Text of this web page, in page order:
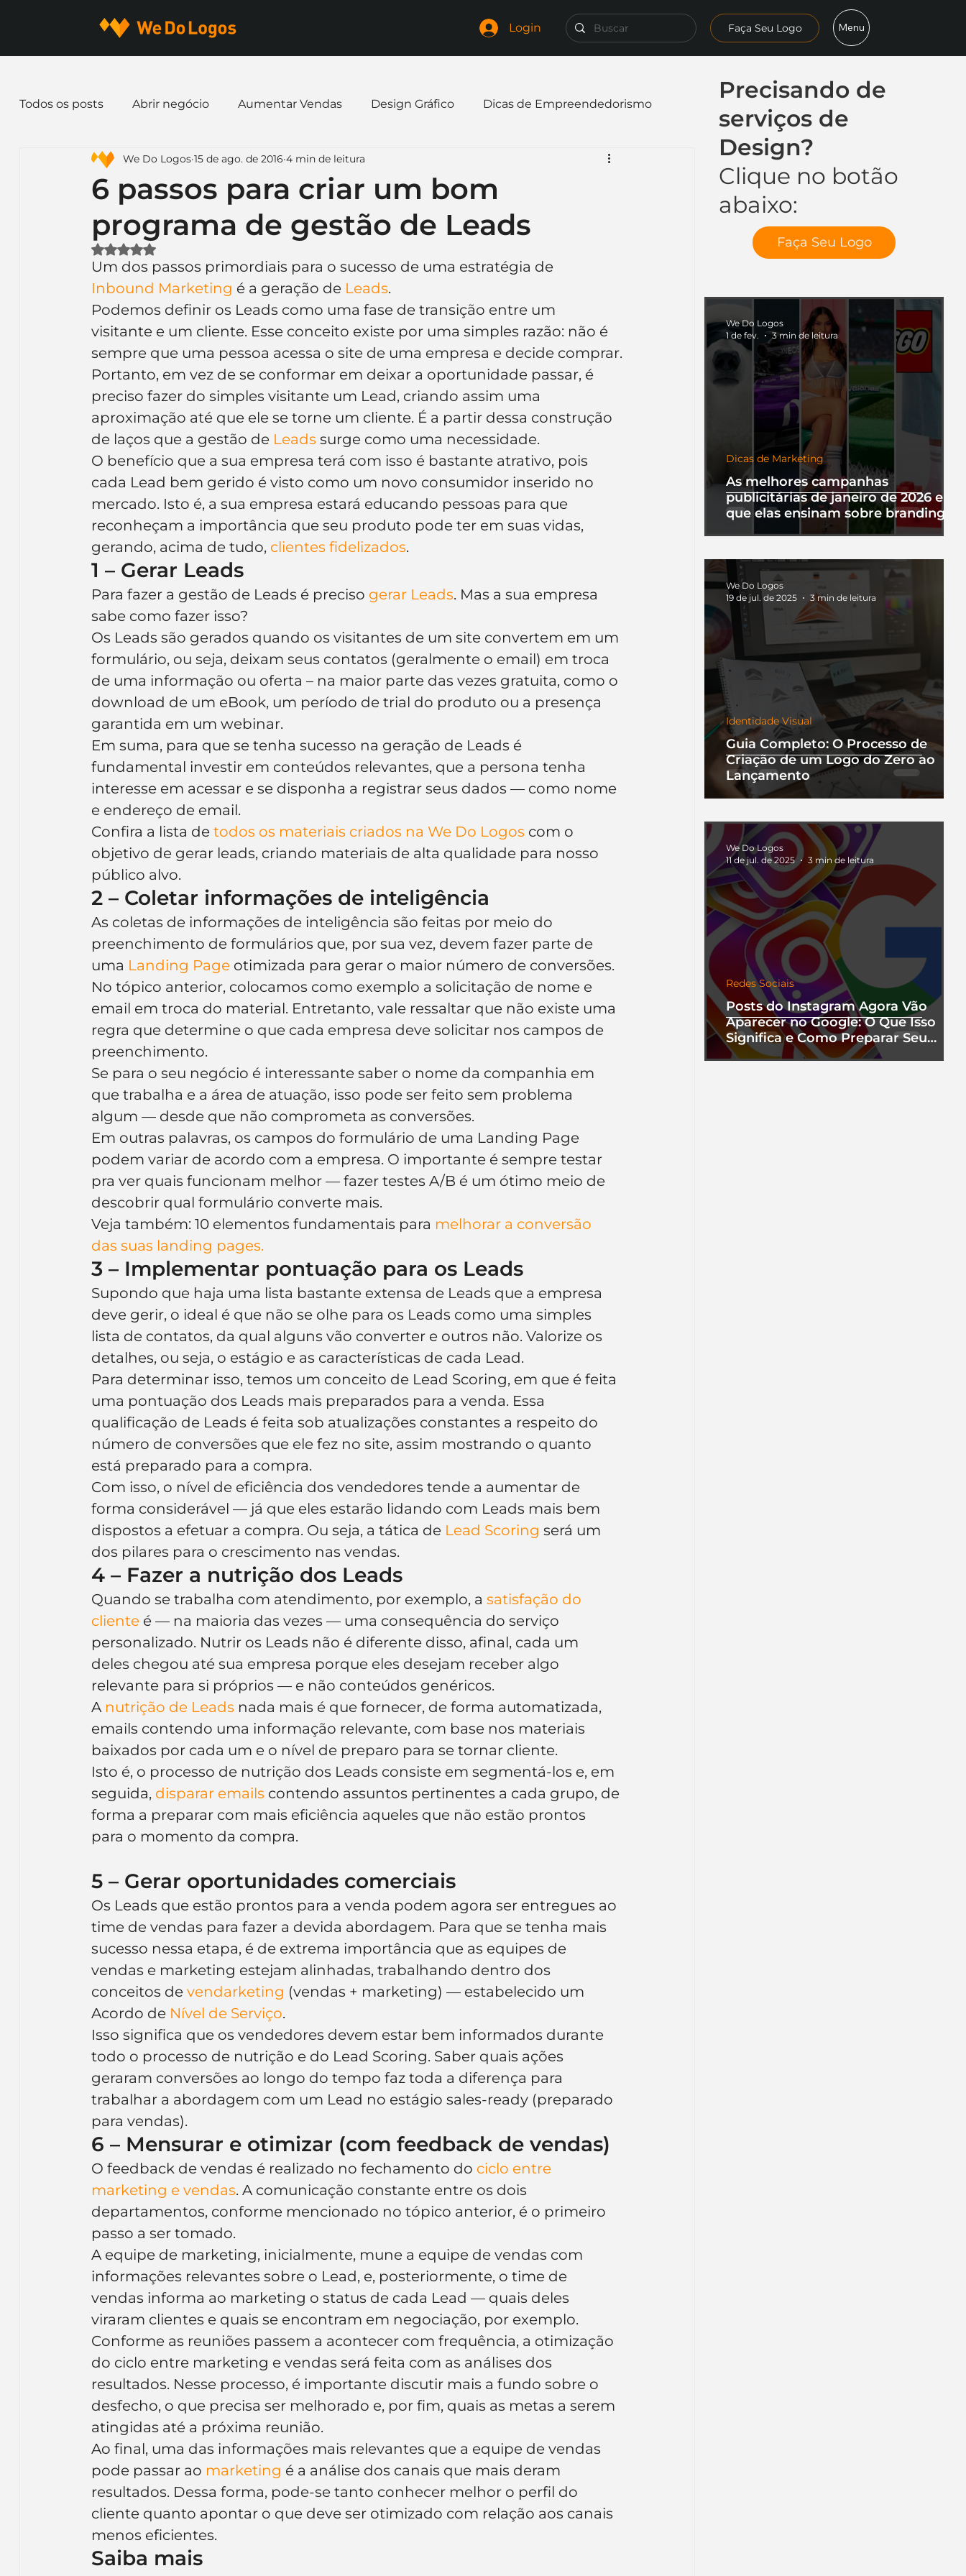
Login Faça Seu Logo Menu
Precisando de
serviços de
Design?
Clique no botão
abaixo:
Faça Seu Logo
As melhores campanhas
publicitárias de janeiro de 2026 e o
que elas ensinam sobre branding
Dicas de Marketing
We Do Logos
1 de fev.
3 min de leitura
Guia Completo: O Processo de
Criação de um Logo do Zero ao
Lançamento
Identidade Visual
We Do Logos
19 de jul. de 2025
3 min de leitura
Posts do Instagram Agora Vão
Aparecer no Google: O Que Isso
Significa e Como Preparar Seu
Perfil
Redes Sociais
We Do Logos
11 de jul. de 2025
3 min de leitura
Todos os posts Abrir negócio Aumentar Vendas Design Gráfico Dicas de Empreendedorismo
Dicas de Marketing Email marketing Expandir negócio
Identidade Visual Marca Nome para Empresa Logo Redes Sociais
Mascotes Frases
Inteligência Artificial Embalagens nome de empresa Branding
6 passos para criar um bom
programa de gestão de Leads
We Do Logos 15 de ago. de 2016 4 min de leitura
Avaliado com NaN de 5 estrelas.
Um dos passos primordiais para o sucesso de uma estratégia de
Inbound Marketing é a geração de Leads.
Podemos definir os Leads como uma fase de transição entre um
visitante e um cliente. Esse conceito existe por uma simples razão: não é
sempre que uma pessoa acessa o site de uma empresa e decide comprar.
Portanto, em vez de se conformar em deixar a oportunidade passar, é
preciso fazer do simples visitante um Lead, criando assim uma
aproximação até que ele se torne um cliente. É a partir dessa construção
de laços que a gestão de Leads surge como uma necessidade.
O benefício que a sua empresa terá com isso é bastante atrativo, pois
cada Lead bem gerido é visto como um novo consumidor inserido no
mercado. Isto é, a sua empresa estará educando pessoas para que
reconheçam a importância que seu produto pode ter em suas vidas,
gerando, acima de tudo, clientes fidelizados.
1 – Gerar Leads
Para fazer a gestão de Leads é preciso gerar Leads. Mas a sua empresa
sabe como fazer isso?
Os Leads são gerados quando os visitantes de um site convertem em um
formulário, ou seja, deixam seus contatos (geralmente o email) em troca
de uma informação ou oferta – na maior parte das vezes gratuita, como o
download de um eBook, um período de trial do produto ou a presença
garantida em um webinar.
Em suma, para que se tenha sucesso na geração de Leads é
fundamental investir em conteúdos relevantes, que a persona tenha
interesse em acessar e se disponha a registrar seus dados — como nome
e endereço de email.
Confira a lista de todos os materiais criados na We Do Logos com o
objetivo de gerar leads, criando materiais de alta qualidade para nosso
público alvo.
2 – Coletar informações de inteligência
As coletas de informações de inteligência são feitas por meio do
preenchimento de formulários que, por sua vez, devem fazer parte de
uma Landing Page otimizada para gerar o maior número de conversões.
No tópico anterior, colocamos como exemplo a solicitação de nome e
email em troca do material. Entretanto, vale ressaltar que não existe uma
regra que determine o que cada empresa deve solicitar nos campos de
preenchimento.
Se para o seu negócio é interessante saber o nome da companhia em
que trabalha e a área de atuação, isso pode ser feito sem problema
algum — desde que não comprometa as conversões.
Em outras palavras, os campos do formulário de uma Landing Page
podem variar de acordo com a empresa. O importante é sempre testar
pra ver quais funcionam melhor — fazer testes A/B é um ótimo meio de
descobrir qual formulário converte mais.
Veja também: 10 elementos fundamentais para melhorar a conversão
das suas landing pages.
3 – Implementar pontuação para os Leads
Supondo que haja uma lista bastante extensa de Leads que a empresa
deve gerir, o ideal é que não se olhe para os Leads como uma simples
lista de contatos, da qual alguns vão converter e outros não. Valorize os
detalhes, ou seja, o estágio e as características de cada Lead.
Para determinar isso, temos um conceito de Lead Scoring, em que é feita
uma pontuação dos Leads mais preparados para a venda. Essa
qualificação de Leads é feita sob atualizações constantes a respeito do
número de conversões que ele fez no site, assim mostrando o quanto
está preparado para a compra.
Com isso, o nível de eficiência dos vendedores tende a aumentar de
forma considerável — já que eles estarão lidando com Leads mais bem
dispostos a efetuar a compra. Ou seja, a tática de Lead Scoring será um
dos pilares para o crescimento nas vendas.
4 – Fazer a nutrição dos Leads
Quando se trabalha com atendimento, por exemplo, a satisfação do
cliente é — na maioria das vezes — uma consequência do serviço
personalizado. Nutrir os Leads não é diferente disso, afinal, cada um
deles chegou até sua empresa porque eles desejam receber algo
relevante para si próprios — e não conteúdos genéricos.
A nutrição de Leads nada mais é que fornecer, de forma automatizada,
emails contendo uma informação relevante, com base nos materiais
baixados por cada um e o nível de preparo para se tornar cliente.
Isto é, o processo de nutrição dos Leads consiste em segmentá-los e, em
seguida, disparar emails contendo assuntos pertinentes a cada grupo, de
forma a preparar com mais eficiência aqueles que não estão prontos
para o momento da compra.
5 – Gerar oportunidades comerciais
Os Leads que estão prontos para a venda podem agora ser entregues ao
time de vendas para fazer a devida abordagem. Para que se tenha mais
sucesso nessa etapa, é de extrema importância que as equipes de
vendas e marketing estejam alinhadas, trabalhando dentro dos
conceitos de vendarketing (vendas + marketing) — estabelecido um
Acordo de Nível de Serviço.
Isso significa que os vendedores devem estar bem informados durante
todo o processo de nutrição e do Lead Scoring. Saber quais ações
geraram conversões ao longo do tempo faz toda a diferença para
trabalhar a abordagem com um Lead no estágio sales-ready (preparado
para vendas).
6 – Mensurar e otimizar (com feedback de vendas)
O feedback de vendas é realizado no fechamento do ciclo entre
marketing e vendas. A comunicação constante entre os dois
departamentos, conforme mencionado no tópico anterior, é o primeiro
passo a ser tomado.
A equipe de marketing, inicialmente, mune a equipe de vendas com
informações relevantes sobre o Lead, e, posteriormente, o time de
vendas informa ao marketing o status de cada Lead — quais deles
viraram clientes e quais se encontram em negociação, por exemplo.
Conforme as reuniões passem a acontecer com frequência, a otimização
do ciclo entre marketing e vendas será feita com as análises dos
resultados. Nesse processo, é importante discutir mais a fundo sobre o
desfecho, o que precisa ser melhorado e, por fim, quais as metas a serem
atingidas até a próxima reunião.
Ao final, uma das informações mais relevantes que a equipe de vendas
pode passar ao marketing é a análise dos canais que mais deram
resultados. Dessa forma, pode-se tanto conhecer melhor o perfil do
cliente quanto apontar o que deve ser otimizado com relação aos canais
menos eficientes.
Saiba mais